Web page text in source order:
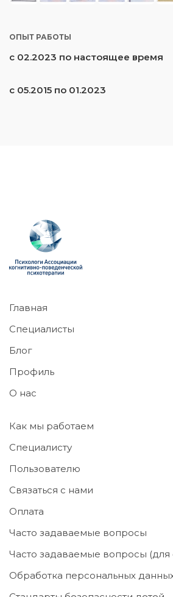
ОПЫТ РАБОТЫ
с 02.2023 по настоящее время
с 05.2015 по 01.2023
Главная
Специалисты
Блог
Профиль
О нас
Как мы работаем
Специалисту
Пользователю
Связаться с нами
Оплата
Часто задаваемые вопросы
Часто задаваемые вопросы (для
Обработка персональных